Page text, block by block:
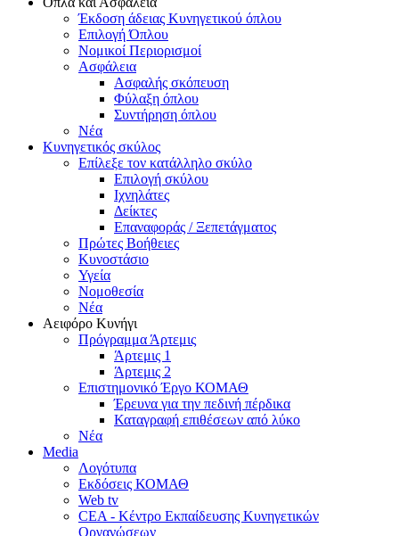
Έκδοση άδειας Κυνηγετικού όπλου
Επιλογή Όπλου
Νομικοί Περιορισμοί
Ασφάλεια
Ασφαλής σκόπευση
Φύλαξη όπλου
Συντήρηση όπλου
Νέα
Κυνηγετικός σκύλος
Επίλεξε τον κατάλληλο σκύλο
Επιλογή σκύλου
Ιχνηλάτες
Δείκτες
Επαναφοράς / Ξεπετάγματος
Πρώτες Βοήθειες
Κυνοστάσιο
Υγεία
Νομοθεσία
Νέα
Αειφόρο Κυνήγι
Πρόγραμμα Άρτεμις
Άρτεμις 1
Άρτεμις 2
Επιστημονικό Έργο ΚΟΜΑΘ
Έρευνα για την πεδινή πέρδικα
Καταγραφή επιθέσεων από λύκο
Νέα
Media
Λογότυπα
Εκδόσεις ΚΟΜΑΘ
Web tv
CEA - Κέντρο Εκπαίδευσης Κυνηγετικών
Οργανώσεων